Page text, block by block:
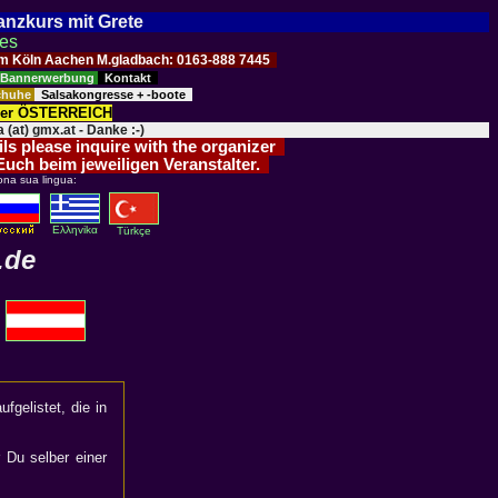
mit Grete
Köln Aachen M.gladbach: 0163-888 7445
Bannerwerbung Kontakt
Salsakongresse + -boote
ÖSTERREICH
(at) gmx.at - Danke :-)
please inquire with the organizer
beim jeweiligen Veranstalter.
sua lingua:
Eλληvikα Türkçe
die in
selber einer